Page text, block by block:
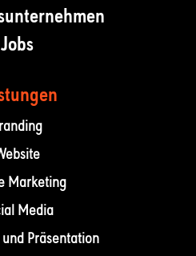
Jobs
Marketing
Media
Präsentation